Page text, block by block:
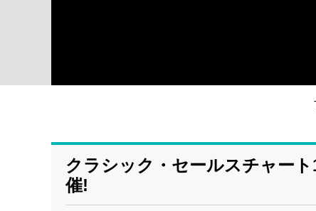
クラシック・セールスチャー
催!